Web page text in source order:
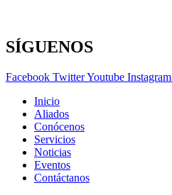
SÍGUENOS
Facebook TwitterYoutube Instagram
Inicio
Aliados
Conócenos
Servicios
Noticias
Eventos
Contáctanos